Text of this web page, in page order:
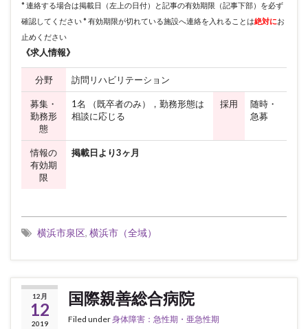
* 連絡する場合は掲載日（左上の日付）と記事の有効期限（記事下部）を必ず
確認してください * 有効期限が切れている施設へ連絡を入れることは絶対にお
止めください
《求人情報》
分野 訪問リハビリテーション
募集・
勤務形
態
1名 （既卒者のみ），勤務形態は
相談に応じる
採用
随時・
急募
情報の
有効期
限
掲載日より3ヶ月
横浜市泉区, 横浜市（全域）
12月
12
2019
国際親善総合病院
Filed under身体障害：急性期・亜急性期